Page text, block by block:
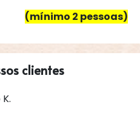
(mínimo 2 pessoas)
clientes